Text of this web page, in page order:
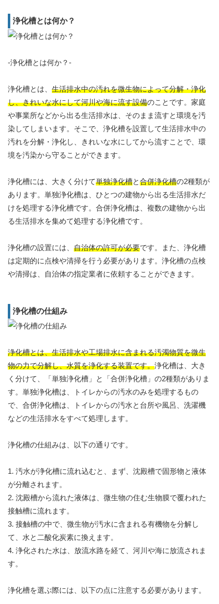
浄化槽とは何か？
-浄化槽とは何か？-
浄化槽とは、 生活排水中の汚れを微生物によって分解・浄化
し、きれいな水にして河川や海に流す設備のことです。家庭
や事業所などから出る生活排水は、そのまま流すと環境を汚
染してしまいます。そこで、浄化槽を設置して生活排水中の
汚れを分解・浄化し、きれいな水にしてから流すことで、環
境を汚染から守ることができます。
浄化槽には、大きく分けて単独浄化槽と合併浄化槽の2種類が
あります。単独浄化槽は、ひとつの建物から出る生活排水だ
けを処理する浄化槽です。合併浄化槽は、複数の建物から出
る生活排水を集めて処理する浄化槽です。
浄化槽の設置には、 自治体の許可が必要です。また、浄化槽
は定期的に点検や清掃を行う必要があります。浄化槽の点検
や清掃は、自治体の指定業者に依頼することができます。
浄化槽の仕組み
浄化槽とは、生活排水や工場排水に含まれる汚濁物質を微生
物の力で分解し、水質を浄化する装置です。浄化槽は、大き
く分けて、「単独浄化槽」と「合併浄化槽」の2種類がありま
す。単独浄化槽は、トイレからの汚水のみを処理するもの
で、合併浄化槽は、トイレからの汚水と台所や風呂、洗濯機
などの生活排水をすべて処理します。
浄化槽の仕組みは、以下の通りです。
1. 汚水が浄化槽に流れ込むと、まず、沈殿槽で固形物と液体
が分離されます。
2. 沈殿槽から流れた液体は、微生物の住む生物膜で覆われた
接触槽に流れます。
3. 接触槽の中で、微生物が汚水に含まれる有機物を分解し
て、水と二酸化炭素に換えます。
4. 浄化された水は、放流水路を経て、河川や海に放流されま
す。
浄化槽を選ぶ際には、以下の点に注意する必要があります。